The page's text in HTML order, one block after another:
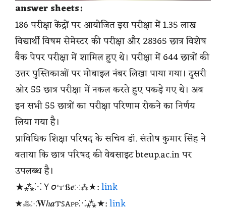
answer sheets:
186 परीक्षा केंद्रों पर आयोजित इस परीक्षा में 1.35 लाख
विद्यार्थी विषम सेमेस्टर की परीक्षा और 28365 छात्र विशेष
बैक पेपर परीक्षा में शामिल हुए थे। परीक्षा में 644 छात्रों की
उत्तर पुस्तिकाओं पर मोबाइल नंबर लिखा पाया गया। दूसरी
ओर 55 छात्र परीक्षा में नकल करते हुए पकड़े गए थे। अब
इन सभी 55 छात्रों का परीक्षा परिणाम रोकने का निर्णय
लिया गया है।
प्राविधिक शिक्षा परिषद के सचिव डॉ. संतोष कुमार सिंह ने
बताया कि छात्र परिषद की वेबसाइट bteup.ac.in पर
उपलब्ध है।
★⁂⁙Ｙ𝘰ᶹтᶹß𝒆⁙⁂★:link
★⁂⁙𝐖ℎ𝒂𐍄ꜱꭺᴩᴩ⁙⁂★:link